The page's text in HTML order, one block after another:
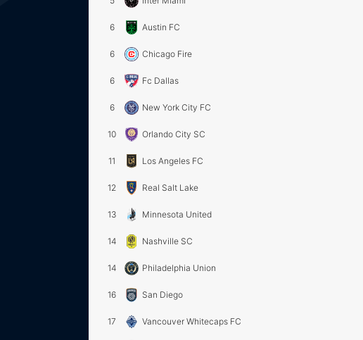
6 Austin FC
6 Chicago Fire
6 Fc Dallas
6 New York City FC
10 Orlando City SC
11 Los Angeles FC
12 Real Salt Lake
13 Minnesota United
14 Nashville SC
14 Philadelphia Union
16 San Diego
17 Vancouver Whitecaps FC